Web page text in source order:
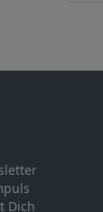
Dich